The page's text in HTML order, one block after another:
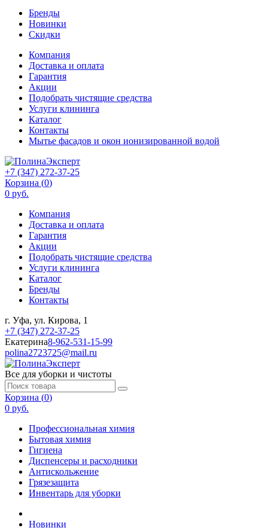
Бренды
Новинки
Скидки
Компания
Доставка и оплата
Гарантия
Акции
Подобрать чистящие средства
Услуги клининга
Каталог
Контакты
Мытье фасадов и окон ионизированной водой
+7 (347) 272-37-25
Корзина (0)
0 руб.
Компания
Доставка и оплата
Гарантия
Акции
Подобрать чистящие средства
Услуги клининга
Каталог
Бренды
Контакты
г. Уфа, ул. Кирова, 1
+7 (347) 272-37-25
Екатерина8-962-531-15-99
polina2723725@mail.ru
Все для уборки и чистоты
Корзина (0)
0 руб.
Профессиональная химия
Бытовая химия
Гигиена
Диспенсеры и расходники
Антискольжение
Грязезащита
Инвентарь для уборки
Новинки